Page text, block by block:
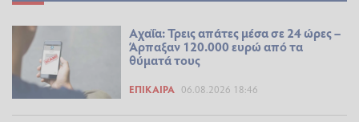
Αχαΐα: Τρεις απάτες μέσα σε 24 ώρες –
Άρπαξαν 120.000 ευρώ από τα
θύματά τους
ΕΠΊΚΑΙΡΑ 06.08.2026 18:46